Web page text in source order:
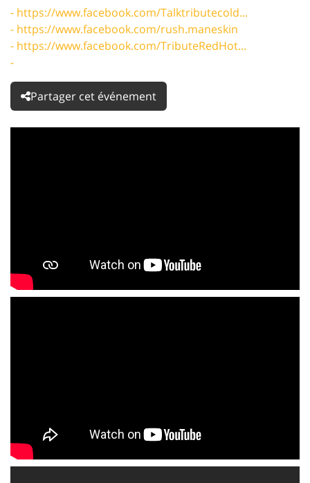
- https://www.facebook.com/Talktributecold...
- https://www.facebook.com/rush.maneskin
- https://www.facebook.com/TributeRedHot...
-
Partager cet événement